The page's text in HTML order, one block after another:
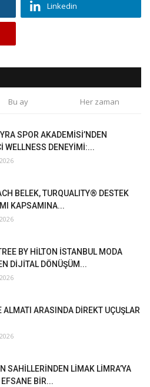
Linkedin
Bu ay Her zaman
SPOR AKADEMİSİ’NDEN
WELLNESS DENEYİMİ:...
BELEK, TURQUALITY® DESTEK
KAPSAMINA...
BY HİLTON İSTANBUL MODA
DİJİTAL DÖNÜŞÜM...
ALMATI ARASINDA DİREKT UÇUŞLAR
SAHİLLERİNDEN LİMAK LİMRA’YA
BİR...